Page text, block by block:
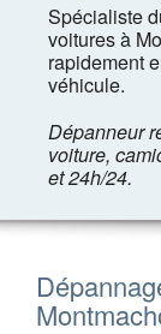
Spécialiste
voitures à
rapidement
véhicule.
Dépanneur
voiture,
et 24h/24.